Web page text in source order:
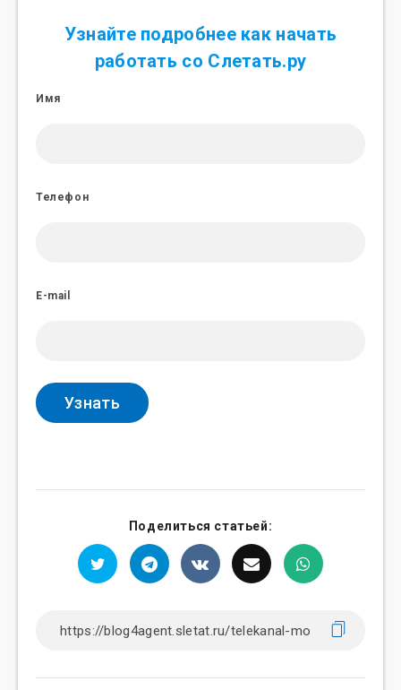
Узнайте подробнее как начать
работать со Слетать.ру
Имя
Телефон
E-mail
Поделиться статьей: